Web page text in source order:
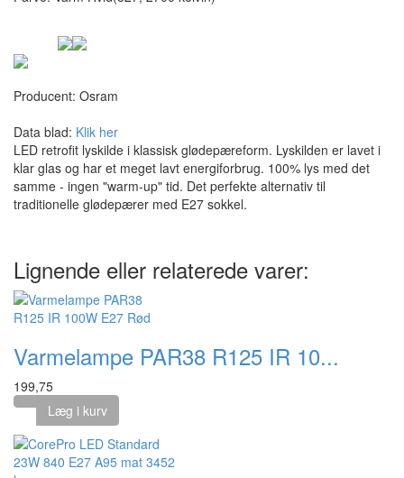
Producent: Osram
Data blad: Klik her
LED retrofit lyskilde i klassisk glødepæreform. Lyskilden er lavet i
klar glas og har et meget lavt energiforbrug. 100% lys med det
samme - ingen "warm-up" tid. Det perfekte alternativ til
traditionelle glødepærer med E27 sokkel.
Lignende eller relaterede varer:
Varmelampe PAR38 R125 IR 10...
199,75
Læg i kurv